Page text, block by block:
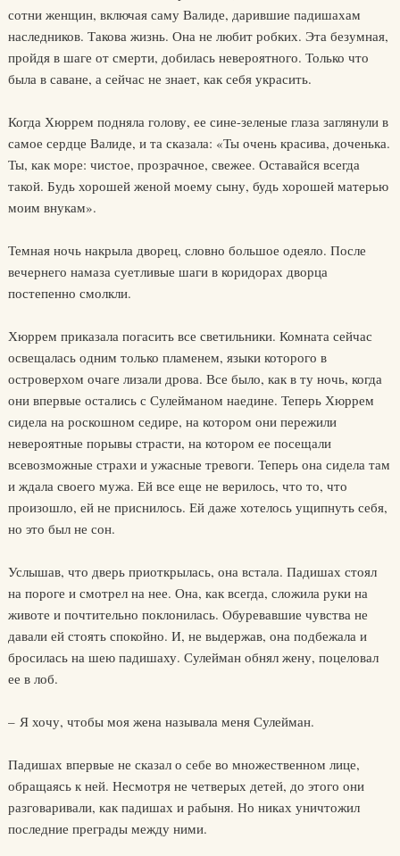
сотни женщин, включая саму Валиде, дарившие падишахам
наследников. Такова жизнь. Она не любит робких. Эта безумная,
пройдя в шаге от смерти, добилась невероятного. Только что
была в саване, а сейчас не знает, как себя украсить.
Когда Хюррем подняла голову, ее сине-зеленые глаза заглянули в
самое сердце Валиде, и та сказала: «Ты очень красива, доченька.
Ты, как море: чистое, прозрачное, свежее. Оставайся всегда
такой. Будь хорошей женой моему сыну, будь хорошей матерью
моим внукам».
Темная ночь накрыла дворец, словно большое одеяло. После
вечернего намаза суетливые шаги в коридорах дворца
постепенно смолкли.
Хюррем приказала погасить все светильники. Комната сейчас
освещалась одним только пламенем, языки которого в
островерхом очаге лизали дрова. Все было, как в ту ночь, когда
они впервые остались с Сулейманом наедине. Теперь Хюррем
сидела на роскошном седире, на котором они пережили
невероятные порывы страсти, на котором ее посещали
всевозможные страхи и ужасные тревоги. Теперь она сидела там
и ждала своего мужа. Ей все еще не верилось, что то, что
произошло, ей не приснилось. Ей даже хотелось ущипнуть себя,
но это был не сон.
Услышав, что дверь приоткрылась, она встала. Падишах стоял
на пороге и смотрел на нее. Она, как всегда, сложила руки на
животе и почтительно поклонилась. Обуревавшие чувства не
давали ей стоять спокойно. И, не выдержав, она подбежала и
бросилась на шею падишаху. Сулейман обнял жену, поцеловал
ее в лоб.
– Я хочу, чтобы моя жена называла меня Сулейман.
Падишах впервые не сказал о себе во множественном лице,
обращаясь к ней. Несмотря не четверых детей, до этого они
разговаривали, как падишах и рабыня. Но никах уничтожил
последние преграды между ними.